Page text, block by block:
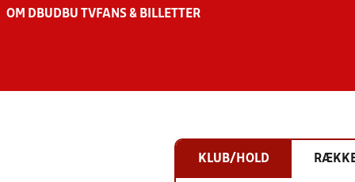
OM DBU DBU TV FANS & BILLETTER
KLUB/HOLD